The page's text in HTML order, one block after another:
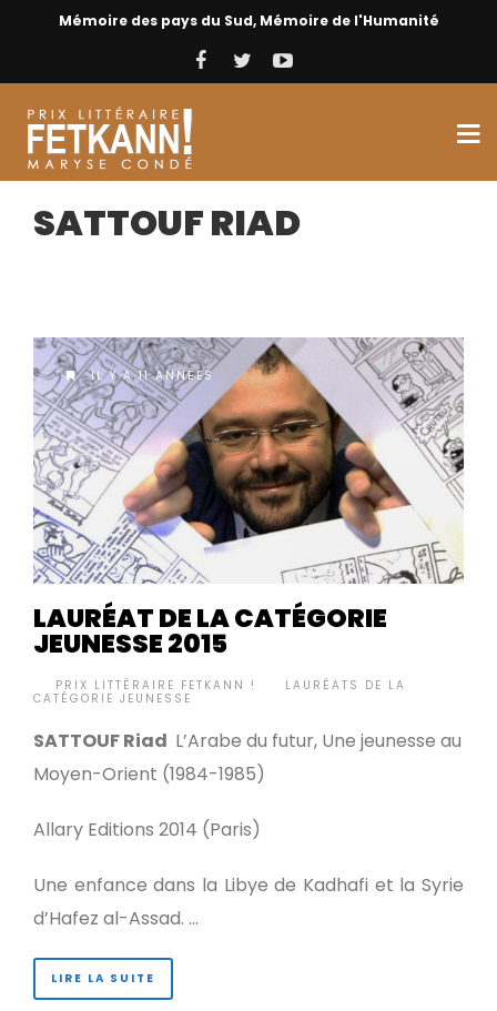
Mémoire des pays du Sud, Mémoire de l'Humanité
SATTOUF RIAD
IL Y A 11 ANNÉES
LAURÉAT DE LA CATÉGORIE
JEUNESSE 2015
PRIX LITTÉRAIRE FETKANN !
LAURÉATS DE LA
CATÉGORIE JEUNESSE
SATTOUF Riad L’Arabe du futur, Une jeunesse au
Moyen-Orient (1984-1985)
Allary Editions 2014 (Paris)
Une enfance dans la Libye de Kadhafi et la Syrie
d’Hafez al-Assad. …
LIRE LA SUITE